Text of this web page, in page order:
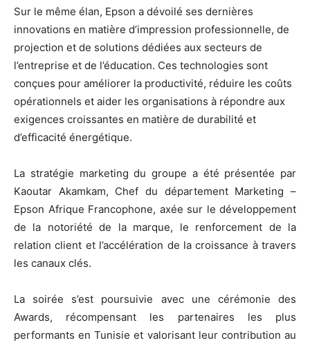
Sur le même élan, Epson a dévoilé ses dernières
innovations en matière d’impression professionnelle, de
projection et de solutions dédiées aux secteurs de
l’entreprise et de l’éducation. Ces technologies sont
conçues pour améliorer la productivité, réduire les coûts
opérationnels et aider les organisations à répondre aux
exigences croissantes en matière de durabilité et
d’efficacité énergétique.
La stratégie marketing du groupe a été présentée par
Kaoutar Akamkam, Chef du département Marketing –
Epson Afrique Francophone, axée sur le développement
de la notoriété de la marque, le renforcement de la
relation client et l’accélération de la croissance à travers
les canaux clés.
La soirée s’est poursuivie avec une cérémonie des
Awards, récompensant les partenaires les plus
performants en Tunisie et valorisant leur contribution au